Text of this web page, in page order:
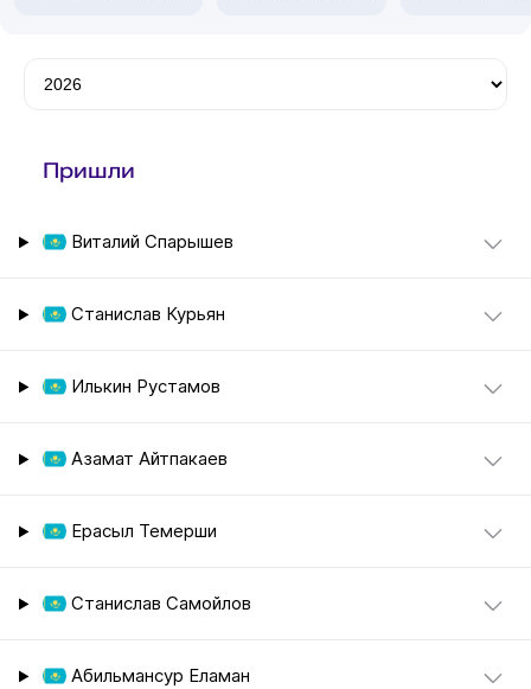
Пришли
Виталий Спарышев
Станислав Курьян
Илькин Рустамов
Азамат Айтпакаев
Ерасыл Темерши
Станислав Самойлов
Абильмансур Еламан